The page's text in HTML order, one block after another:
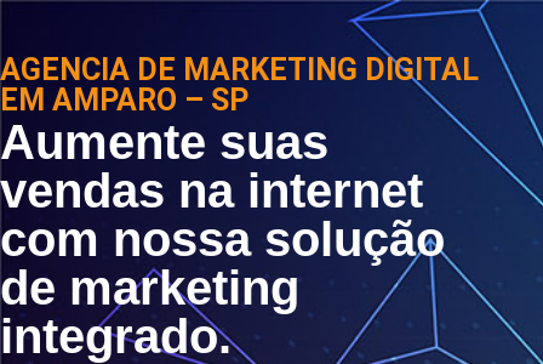
AGENCIA DE MARKETING DIGITAL
EM AMPARO – SP
Aumente suas
vendas na internet
com nossa solução
de marketing
integrado.